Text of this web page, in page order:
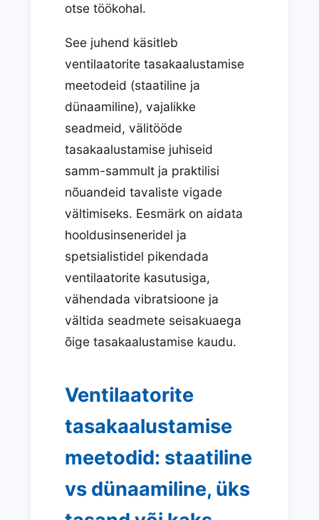
otse töökohal.
See juhend käsitleb
ventilaatorite tasakaalustamise
meetodeid (staatiline ja
dünaamiline), vajalikke
seadmeid, välitööde
tasakaalustamise juhiseid
samm-sammult ja praktilisi
nõuandeid tavaliste vigade
vältimiseks. Eesmärk on aidata
hooldusinseneridel ja
spetsialistidel pikendada
ventilaatorite kasutusiga,
vähendada vibratsioone ja
vältida seadmete seisakuaega
õige tasakaalustamise kaudu.
Ventilaatorite
tasakaalustamise
meetodid: staatiline
vs dünaamiline, üks